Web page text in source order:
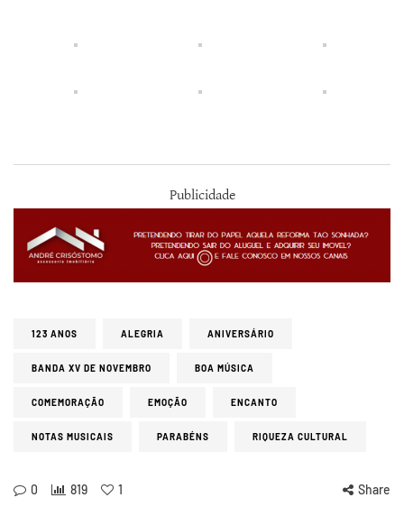
Publicidade
123 ANOS ALEGRIA ANIVERSÁRIO
BANDA XV DE NOVEMBRO BOA MÚSICA
COMEMORAÇÃO EMOÇÃO ENCANTO
NOTAS MUSICAIS PARABÉNS RIQUEZA CULTURAL
0 819 1 Share